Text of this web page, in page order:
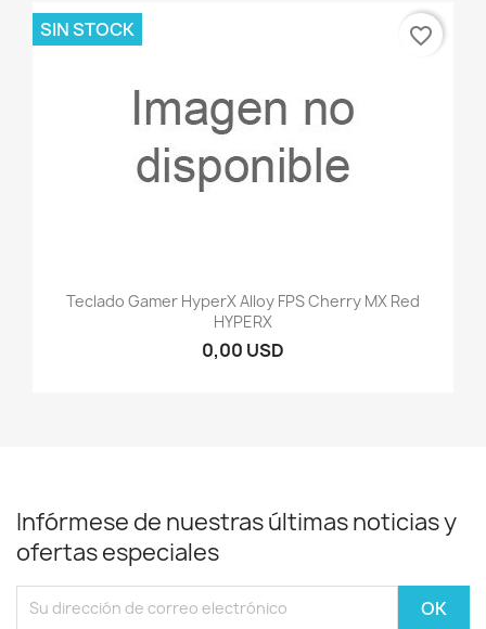
Teclado Gamer HyperX Alloy FPS Cherry MX Red
HYPERX
0,00 USD
SIN STOCK favorite_border
Infórmese de nuestras últimas noticias y
ofertas especiales